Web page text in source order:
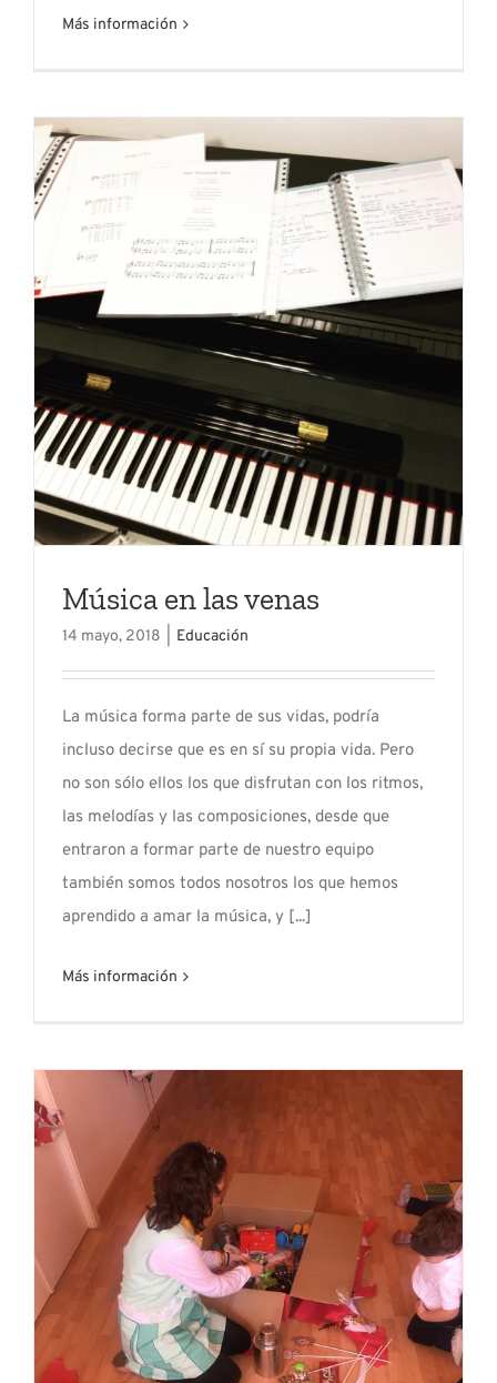
Más información
Música en las venas
14 mayo, 2018 Educación
La música forma parte de sus vidas, podría
incluso decirse que es en sí su propia vida. Pero
no son sólo ellos los que disfrutan con los ritmos,
las melodías y las composiciones, desde que
entraron a formar parte de nuestro equipo
también somos todos nosotros los que hemos
aprendido a amar la música, y [...]
Más información